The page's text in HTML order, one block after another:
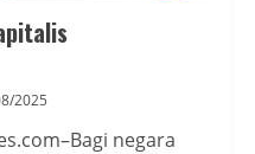
2025
negara